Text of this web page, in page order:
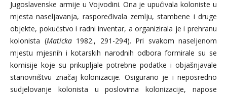
Jugoslavenske armije u Vojvodini. Ona je upućivala koloniste u
mjesta naseljavanja, raspoređivala zemlju, stambene i druge
objekte, pokućstvo i radni inventar, a organizirala je i prehranu
kolonista (Maticka1982., 291-294). Pri svakom naseljenom
mjestu mjesnih i kotarskih narodnih odbora formirale su se
komisije koje su prikupljale potrebne podatke i objašnjavale
stanovništvu značaj kolonizacije. Osigurano je i neposredno
sudjelovanje kolonista u poslovima kolonizacije, napose